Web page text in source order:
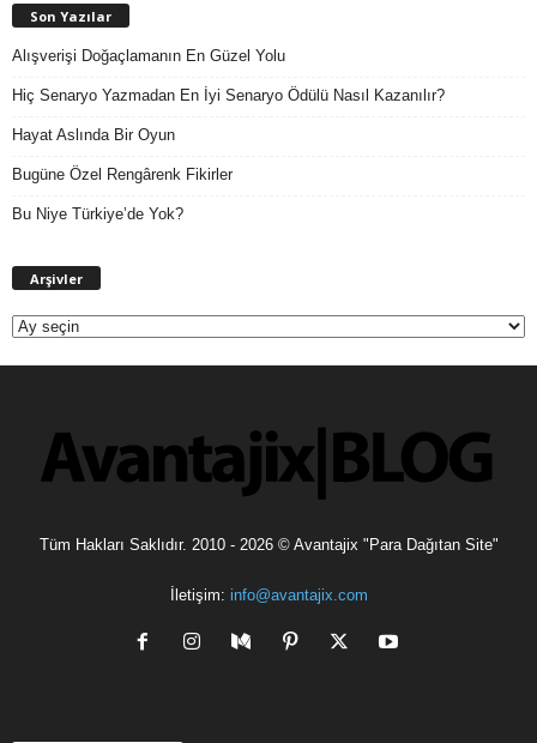
Son Yazılar
Alışverişi Doğaçlamanın En Güzel Yolu
Hiç Senaryo Yazmadan En İyi Senaryo Ödülü Nasıl Kazanılır?
Hayat Aslında Bir Oyun
Bugüne Özel Rengârenk Fikirler
Bu Niye Türkiye’de Yok?
Arşivler
Tüm Hakları Saklıdır. 2010 - 2026 © Avantajix "Para Dağıtan Site"
İletişim: info@avantajix.com